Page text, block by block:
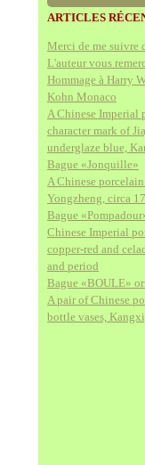
ARTICLES
Merci de me suivre
L'auteur vous
Hommage à Harry
Kohn Monaco
A Chinese Imperial
character mark of
underglaze blue,
Bague «Jonquille»
A Chinese
Yongzheng, circa
Bague
Chinese Imperial
copper-red and
and period
Bague «BOULE»
A pair of Chinese
bottle vases,